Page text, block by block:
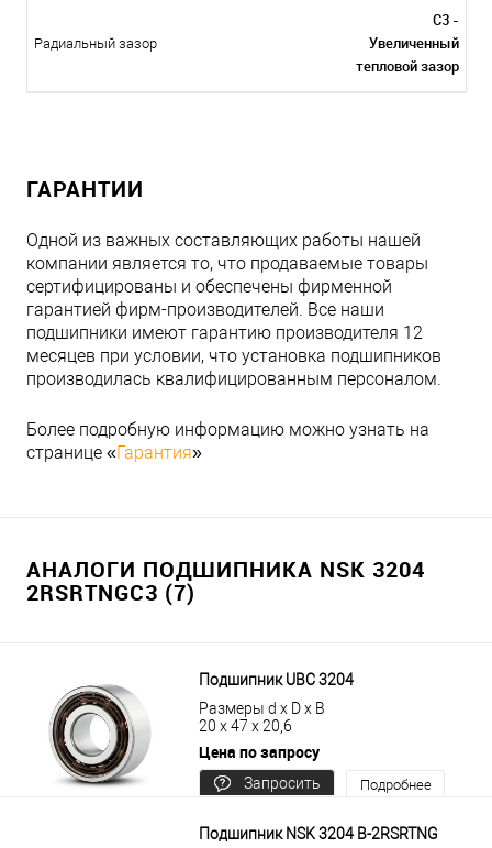
Радиальный зазор
С3 -
Увеличенный
тепловой зазор
ГАРАНТИИ
Одной из важных составляющих работы нашей
компании является то, что продаваемые товары
сертифицированы и обеспечены фирменной
гарантией фирм-производителей. Все наши
подшипники имеют гарантию производителя 12
месяцев при условии, что установка подшипников
производилась квалифицированным персоналом.
Более подробную информацию можно узнать на
странице «Гарантия»
АНАЛОГИ ПОДШИПНИКА NSK 3204
2RSRTNGC3 (7)
Подшипник UBC 3204
Размеры d x D x B
20 x 47 x 20,6
Цена по запросу
Запросить
Подробнее
Подшипник NSK 3204 B-2RSRTNG